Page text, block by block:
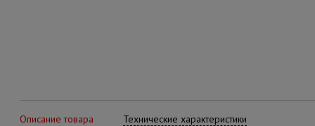
Описание товара Технические характеристики